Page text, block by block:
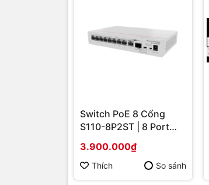
Switch PoE 8 Cổng
S110-8P2ST | 8 Port
Giá Tốt
3.900.000₫
Thích So sánh